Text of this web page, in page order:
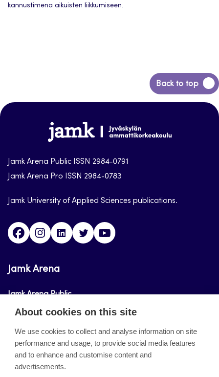
kannustimena aikuisten liikkumiseen.
Back to top
Back
to
Jamk-
arena
Jamk Arena Public ISSN 2984-0791
Jamk Arena Pro ISSN 2984-0783
Jamk University of Applied Sciences publications.
FacebookInstagramLinkedinTwitter
Jamk Arena
Jamk Arena Public
Jamk Arena Pro
About the site
Accessibility Statement
About cookies on this site
We use cookies to collect and analyse information on site
performance and usage, to provide social media features
and to enhance and customise content and
advertisements.